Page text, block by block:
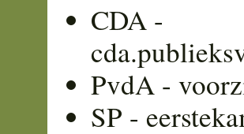
CDA -
PvdA -
SP -